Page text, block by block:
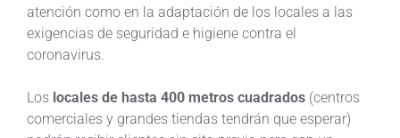
atención como en la adaptación de los locales a las
exigencias de seguridad e higiene contra el
coronavirus.
Los locales de hasta 400 metros cuadrados (centros
comerciales y grandes tiendas tendrán que esperar)